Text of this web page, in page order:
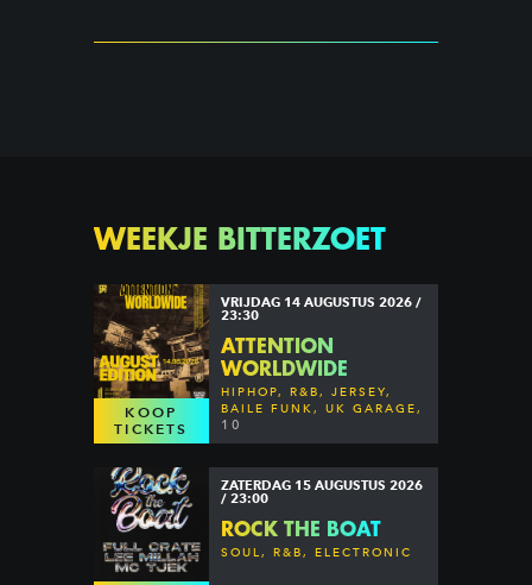
WEEKJE BITTERZOET
KOOP
TICKETS
VRIJDAG 14 AUGUSTUS 2026 /
23:30
ATTENTION
WORLDWIDE
HIPHOP, R&B, JERSEY,
BAILE FUNK, UK GARAGE,
DANCEHALL & MORE
10
ZATERDAG 15 AUGUSTUS 2026
/ 23:00
ROCK THE BOAT
SOUL, R&B, ELECTRONIC